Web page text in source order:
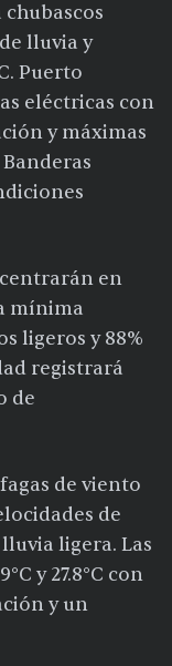
lluvia y
Puerto
eléctricas con
y máximas
en
mínima
ligeros y 88%
registrará
de
de viento
de
ligera. Las
y 27.8°C con
y un